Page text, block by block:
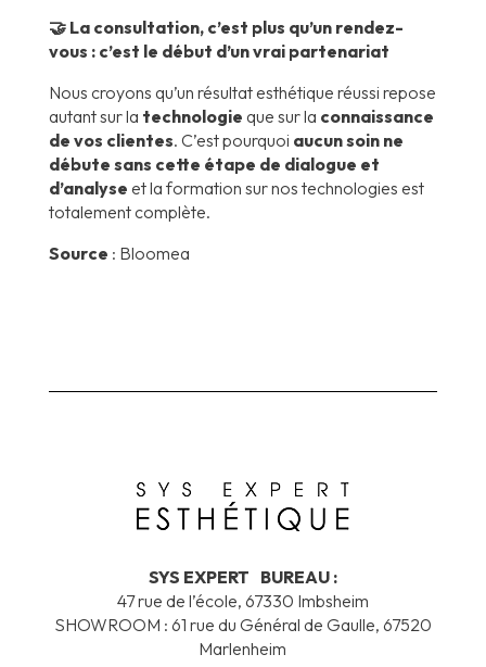
🤝 La consultation, c’est plus qu’un rendez-
vous : c’est le début d’un vrai partenariat
Nous croyons qu’un résultat esthétique réussi repose
autant sur la technologie que sur la connaissance
de vos clientes. C’est pourquoi aucun soin ne
débute sans cette étape de dialogue et
d’analyse et la formation sur nos technologies est
totalement complète.
Source : Bloomea
SYS EXPERT BUREAU :
47 rue de l’école, 67330 Imbsheim
SHOWROOM : 61 rue du Général de Gaulle, 67520
Marlenheim